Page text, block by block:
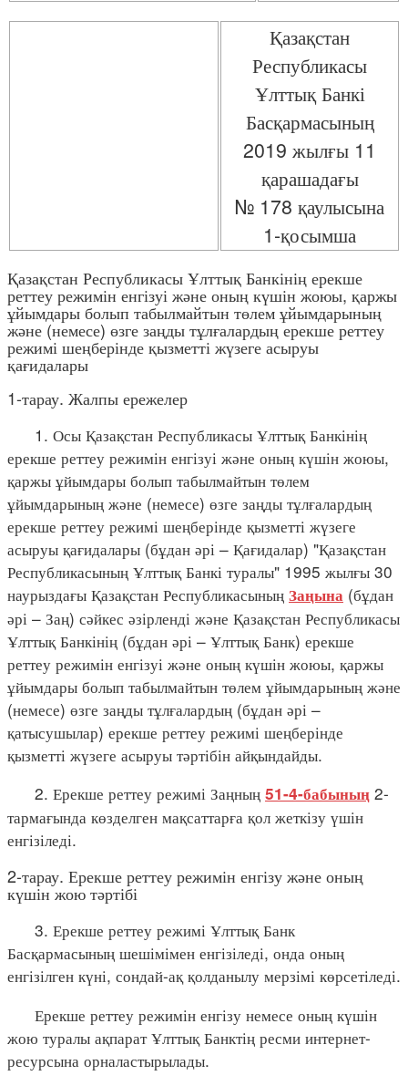
Қазақстан
Республикасы
Ұлттық Банкі
Басқармасының
2019 жылғы 11
қарашадағы
№ 178 қаулысына
1-қосымша
Қазақстан Республикасы Ұлттық Банкінің ерекше
реттеу режимін енгізуі және оның күшін жоюы, қаржы
ұйымдары болып табылмайтын төлем ұйымдарының
және (немесе) өзге заңды тұлғалардың ерекше реттеу
режимі шеңберінде қызметті жүзеге асыруы
қағидалары
1-тарау. Жалпы ережелер
1. Осы Қазақстан Республикасы Ұлттық Банкінің
ерекше реттеу режимін енгізуі және оның күшін жоюы,
қаржы ұйымдары болып табылмайтын төлем
ұйымдарының және (немесе) өзге заңды тұлғалардың
ерекше реттеу режимі шеңберінде қызметті жүзеге
асыруы қағидалары (бұдан әрі – Қағидалар) "Қазақстан
Республикасының Ұлттық Банкі туралы" 1995 жылғы 30
наурыздағы Қазақстан Республикасының Заңына (бұдан
әрі – Заң) сәйкес әзірленді және Қазақстан Республикасы
Ұлттық Банкінің (бұдан әрі – Ұлттық Банк) ерекше
реттеу режимін енгізуі және оның күшін жоюы, қаржы
ұйымдары болып табылмайтын төлем ұйымдарының және
(немесе) өзге заңды тұлғалардың (бұдан әрі –
қатысушылар) ерекше реттеу режимі шеңберінде
қызметті жүзеге асыруы тәртібін айқындайды.
2. Ерекше реттеу режимі Заңның 51-4-бабының 2-
тармағында көзделген мақсаттарға қол жеткізу үшін
енгізіледі.
2-тарау. Ерекше реттеу режимін енгізу және оның
күшін жою тәртібі
3. Ерекше реттеу режимі Ұлттық Банк
Басқармасының шешімімен енгізіледі, онда оның
енгізілген күні, сондай-ақ қолданылу мерзімі көрсетіледі.
Ерекше реттеу режимін енгізу немесе оның күшін
жою туралы ақпарат Ұлттық Банктің ресми интернет-
ресурсына орналастырылады.